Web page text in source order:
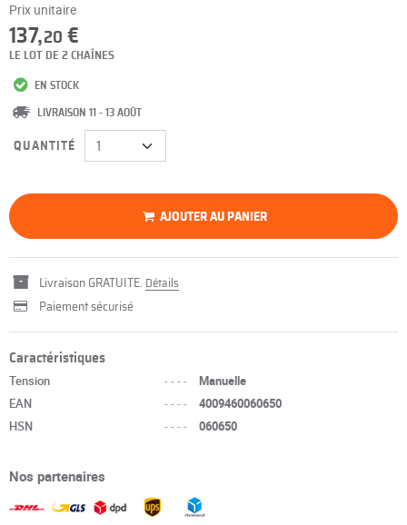
Prix unitaire
137,20 €
LE LOT DE 2 CHAÎNES
EN STOCK
LIVRAISON 11 - 13 AOÛT
QUANTITÉ
AJOUTER AU PANIER
Livraison GRATUITE. Détails
Paiement sécurisé
Caractéristiques
Tension ----
Manuelle
EAN
----
4009460060650
HSN
---- 060650
Nos partenaires